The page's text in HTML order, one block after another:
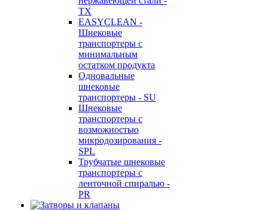
TX
EASYCLEAN -
Шнековые
транспортеры с
минимальным
остатком продукта
Одновальные
шнековые
транспортеры - SU
Шнековые
транспортеры с
возможностью
микродозирования -
SPL
Трубчатые шнековые
транспортеры с
ленточной спиралью -
PR